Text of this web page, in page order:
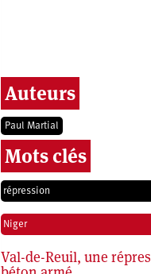
Auteurs
Paul Martial
Mots clés
répression
Niger
Val-de-Reuil, une